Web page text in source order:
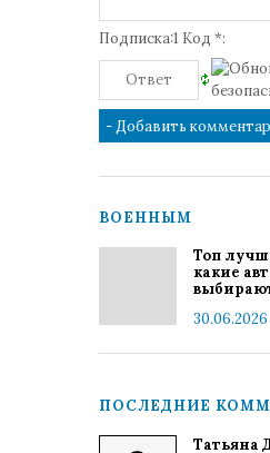
Подписка:1 Код *:
ВОЕННЫМ
Топ
какие
30.06.2026
ПОСЛЕДНИЕ
Татьяна